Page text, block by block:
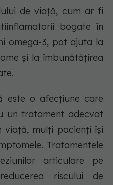
de viață, cum ar fi
bogate în
omega-3, pot ajuta la
și la îmbunătățirea
este o afecțiune care
un tratament adecvat
viață, mulți pacienți își
Tratamentele
articulare pe
riscului de